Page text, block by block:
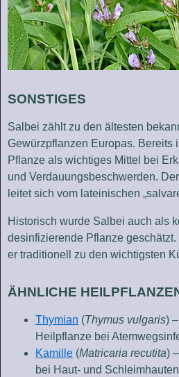
SONSTIGES
Salbei zählt zu den ältesten
Gewürzpflanzen Europas. Bereits
Pflanze als wichtiges Mittel bei
und Verdauungsbeschwerden.
leitet sich vom lateinischen
Historisch wurde Salbei auch als
desinfizierende Pflanze
er traditionell zu den wichtigsten
ÄHNLICHE
Thymian (Thymus vulgaris)
Heilpflanze bei
Kamille (Matricaria recutita)
bei Haut- und